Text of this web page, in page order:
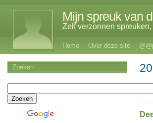
Mijn spreuk van
Zelf verzonnen
Home Over deze site
Zoeken